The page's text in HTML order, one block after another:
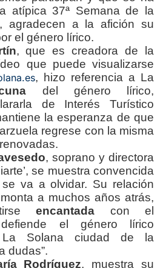
atípica 37ª Semana de la
agradecen a la afición su
el género lírico.
, que es creadora de la
que puede visualizarse
, hizo referencia a La
del género lírico,
de Interés Turístico
la esperanza de que
regrese con la misma
renovadas.
, soprano y directora
se muestra convencida
va a olvidar. Su relación
a muchos años atrás,
encantada con el
el género lírico
La Solana ciudad de la
dudas”.
Rodríguez, muestra su